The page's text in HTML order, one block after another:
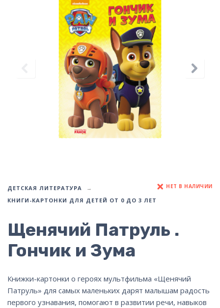
ДЕТСКАЯ ЛИТЕРАТУРА
КНИГИ-КАРТОНКИ ДЛЯ ДЕТЕЙ ОТ 0 ДО 3 ЛЕТ
НЕТ В НАЛИЧИИ
Щенячий Патруль .
Гончик и Зума
Книжки-картонки о героях мультфильма «Щенячий
Патруль» для самых маленьких дарят малышам радость
первого узнавания, помогают в развитии речи, навыков